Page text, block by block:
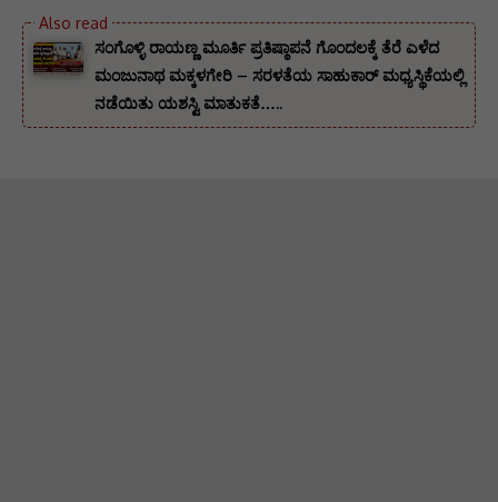
ಸಂಗೊಳ್ಳಿ ರಾಯಣ್ಣ ಮೂರ್ತಿ ಪ್ರತಿಷ್ಠಾಪನೆ ಗೊಂದಲಕ್ಕೆ ತೆರೆ ಎಳೆದ
ಮಂಜುನಾಥ ಮಕ್ಕಳಗೇರಿ – ಸರಳತೆಯ ಸಾಹುಕಾರ್ ಮಧ್ಯಸ್ಥಿಕೆಯಲ್ಲಿ
ನಡೆಯಿತು ಯಶಸ್ವಿ ಮಾತುಕತೆ…..